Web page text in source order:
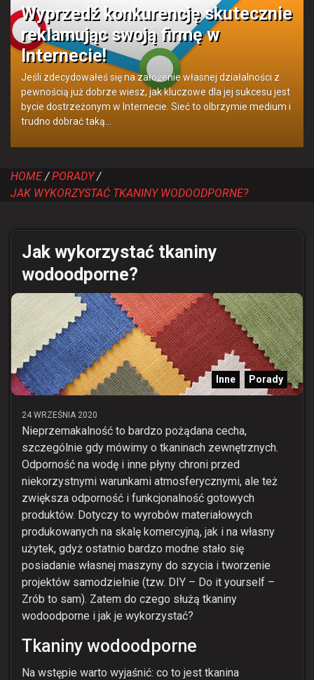
Wyprzedź konkurencję skutecznie
reklamując swoją firmę w
Internecie!
Jeśli zdecydowałeś się na założenie własnej działalności z
pewnością już dobrze wiesz, jak kluczowe dla jej sukcesu jest
bycie dostrzeżonym w Internecie. Sieć to olbrzymie medium i
trudno dobrać taką…
HOME
PORADY
JAK WYKORZYSTAĆ TKANINY WODOODPORNE?
Jak wykorzystać tkaniny
wodoodporne?
Inne Porady
24 WRZEŚNIA 2020
Nieprzemakalność to bardzo pożądana cecha,
szczególnie gdy mówimy o tkaninach zewnętrznych.
Odporność na wodę i inne płyny chroni przed
niekorzystnymi warunkami atmosferycznymi, ale też
zwiększa odporność i funkcjonalność gotowych
produktów. Dotyczy to wyrobów materiałowych
produkowanych na skalę komercyjną, jak i na własny
użytek, gdyż ostatnio bardzo modne stało się
posiadanie własnej maszyny do szycia i tworzenie
projektów samodzielnie (tzw. DIY – Do it yourself –
Zrób to sam). Zatem do czego służą tkaniny
wodoodporne i jak je wykorzystać?
Tkaniny wodoodporne
Na wstępie warto wyjaśnić: co to jest tkanina